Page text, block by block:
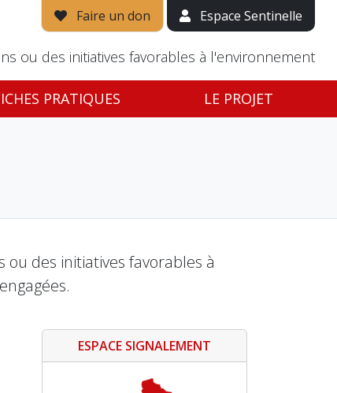
Faire un don Espace Sentinelle
ou des initiatives favorables à l'environnement
PRATIQUES LE PROJET
des initiatives favorables à
ESPACE SIGNALEMENT